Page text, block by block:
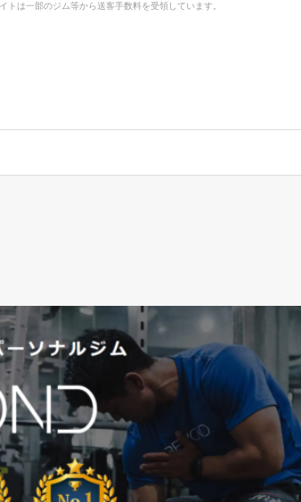
トは一部のジム等から送客手数料を受領しています。